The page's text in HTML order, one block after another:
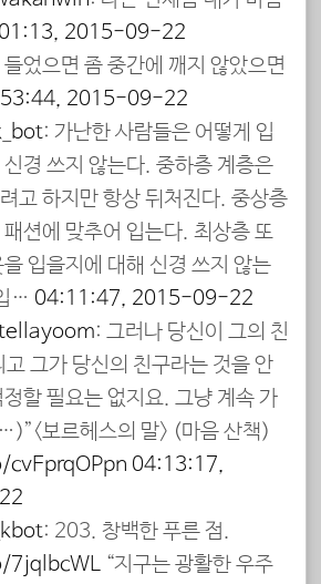
2015-09-22
었으면 좀 중간에 깨지 않았으면
2015-09-22
: 가난한 사람들은 어떻게 입
경 쓰지 않는다. 중하층 계층은
고 하지만 항상 뒤처진다. 중상층
션에 맞추어 입는다. 최상층 또
입을지에 대해 신경 쓰지 않는
… 04:11:47, 2015-09-22
: 그러나 당신이 그의 친
그가 당신의 친구라는 것을 안
할 필요는 없지요. 그냥 계속 가
보르헤스의 말> (마음 산책)
04:13:17,
: 203. 창백한 푸른 점.
“지구는 광활한 우주